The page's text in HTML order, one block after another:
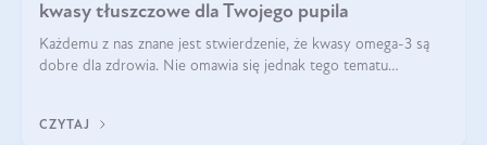
kwasy tłuszczowe dla Twojego pupila
Każdemu z nas znane jest stwierdzenie, że kwasy omega-3 są
dobre dla zdrowia. Nie omawia się jednak tego tematu
CZYTAJ